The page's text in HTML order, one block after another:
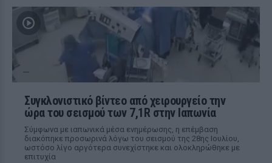
Συγκλονιστικό βίντεο από χειρουργείο την
ώρα του σεισμού των 7,1R στην Ιαπωνία
Σύμφωνα με ιαπωνικά μέσα ενημέρωσης, η επέμβαση
διακόπηκε προσωρινά λόγω του σεισμού της 28ης Ιουλίου,
ωστόσο λίγο αργότερα συνεχίστηκε και ολοκληρώθηκε με
επιτυχία